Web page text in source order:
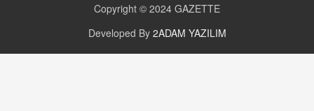
GÜNLÜK BURÇ YORUMU
Copyright © 2024 GAZETTE
Developed By 2ADAM YAZILIM